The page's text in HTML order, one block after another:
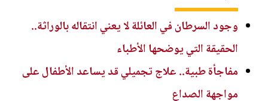
وجود السرطان في العائلة لا يعني انتقاله بالوراثة..
الحقيقة التي يوضحها الأطباء
مفاجأة طبية.. علاج تجميلي قد يساعد الأطفال على
مواجهة الصداع